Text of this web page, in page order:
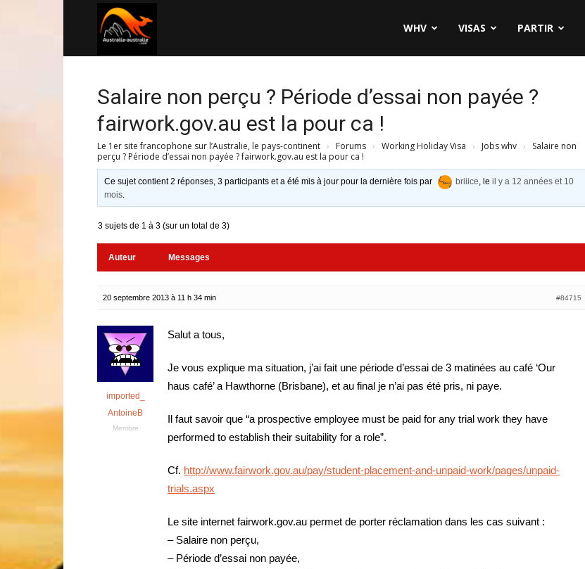
WHV VISAS PARTIR
Salaire non perçu ? Période d’essai non payée ?
fairwork.gov.au est la pour ca !
Le 1er site francophone sur l’Australie, le pays-continent › Forums › Working Holiday Visa › Jobs whv ›
Salaire non
perçu ? Période d’essai non payée ? fairwork.gov.au est la pour ca !
Ce sujet contient 2 réponses, 3 participants et a été mis à jour pour la dernière fois par briiice, leil y a 12 années et 10
mois.
3 sujets de 1 à 3 (sur un total de 3)
Auteur Messages
20 septembre 2013 à 11 h 34 min #84715
imported_
AntoineB
Membre
Salut a tous,
Je vous explique ma situation, j’ai fait une période d’essai de 3 matinées au café ‘Our
haus café’ a Hawthorne (Brisbane), et au final je n’ai pas été pris, ni paye.
Il faut savoir que “a prospective employee must be paid for any trial work they have
performed to establish their suitability for a role”.
Cf. http://www.fairwork.gov.au/pay/student-placement-and-unpaid-work/pages/unpaid-
trials.aspx
Le site internet fairwork.gov.au permet de porter réclamation dans les cas suivant :
– Salaire non perçu,
– Période d’essai non payée,